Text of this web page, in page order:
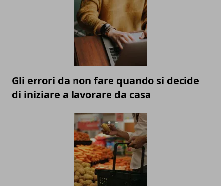
Gli errori da non fare quando si decide
di iniziare a lavorare da casa